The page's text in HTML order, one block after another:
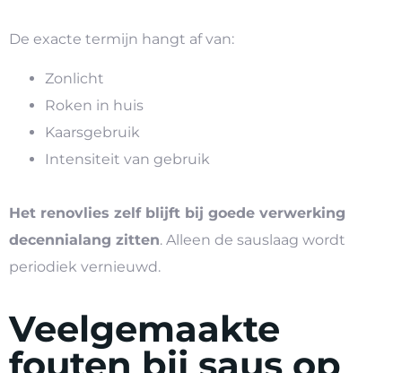
De exacte termijn hangt af van:
Zonlicht
Roken in huis
Kaarsgebruik
Intensiteit van gebruik
Het renovlies zelf blijft bij goede verwerking
decennialang zitten. Alleen de sauslaag wordt
periodiek vernieuwd.
Veelgemaakte